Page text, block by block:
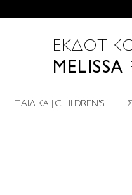
MELISSA
ΠΑΙΔΙΚΑ | CHILDREN'S